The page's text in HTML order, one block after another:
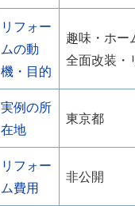
リフォー
ムの動
機・目的
趣味・ホー
全面改装・
実例の所
在地
東京都
リフォー
ム費用
非公開